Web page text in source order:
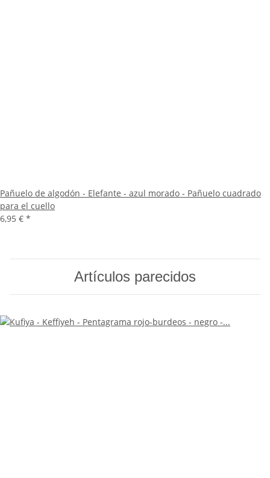
Pañuelo de algodón - Elefante - azul morado - Pañuelo cuadrado
para el cuello
6,95 € *
Artículos parecidos